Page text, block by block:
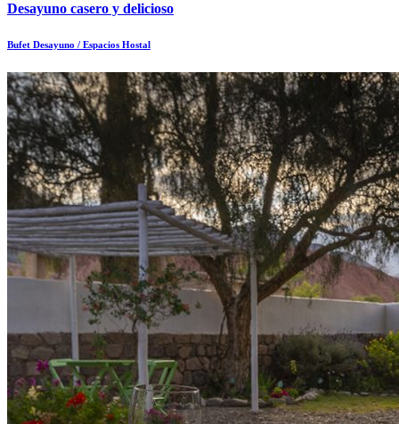
Desayuno casero y delicioso
Bufet Desayuno / Espacios Hostal